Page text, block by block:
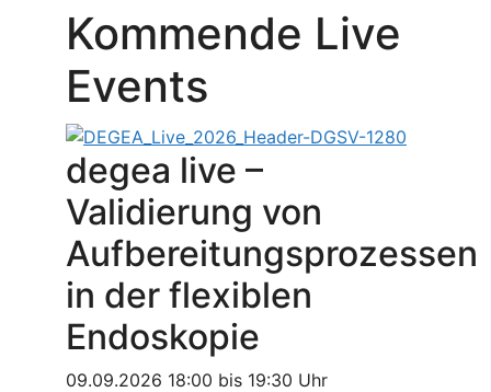
Kommende Live
Events
degea live –
Validierung von
Aufbereitungsprozessen
in der flexiblen
Endoskopie
09.09.2026 18:00 bis 19:30 Uhr